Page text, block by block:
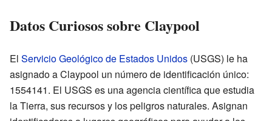
Datos Curiosos sobre Claypool
El Servicio Geológico de Estados Unidos (USGS) le ha
asignado a Claypool un número de identificación único:
1554141. El USGS es una agencia científica que estudia
la Tierra, sus recursos y los peligros naturales. Asignan